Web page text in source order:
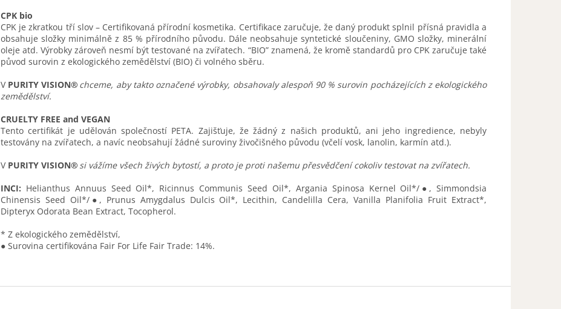
CPK bio
CPK je zkratkou tří slov – Certifikovaná přírodní kosmetika. Certifikace zaručuje, že daný produkt splnil přísná pravidla a
obsahuje složky minimálně z 85 % přírodního původu. Dále neobsahuje syntetické sloučeniny, GMO složky, minerální
oleje atd. Výrobky zároveň nesmí být testované na zvířatech. “BIO” znamená, že kromě standardů pro CPK zaručuje také
původ surovin z ekologického zemědělství (BIO) či volného sběru.
V PURITY VISION® chceme, aby takto označené výrobky, obsahovaly alespoň 90 % surovin pocházejících z ekologického
zemědělství.
CRUELTY FREE and VEGAN
Tento certifikát je udělován společností PETA. Zajišťuje, že žádný z našich produktů, ani jeho ingredience, nebyly
testovány na zvířatech, a navíc neobsahují žádné suroviny živočišného původu (včelí vosk, lanolin, karmín atd.).
V PURITY VISION® si vážíme všech živých bytostí, a proto je proti našemu přesvědčení cokoliv testovat na zvířatech.
INCI: Helianthus Annuus Seed Oil*, Ricinnus Communis Seed Oil*, Argania Spinosa Kernel Oil*/●, Simmondsia
Chinensis Seed Oil*/●, Prunus Amygdalus Dulcis Oil*, Lecithin, Candelilla Cera, Vanilla Planifolia Fruit Extract*,
Dipteryx Odorata Bean Extract, Tocopherol.
* Z ekologického zemědělství,
● Surovina certifikována Fair For Life Fair Trade: 14%.